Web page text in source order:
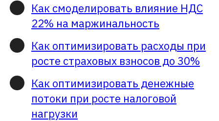
Как смоделировать влияние НДС
22% на маржинальность
Как оптимизировать расходы при
росте страховых взносов до 30%
Как оптимизировать денежные
потоки при росте налоговой
нагрузки